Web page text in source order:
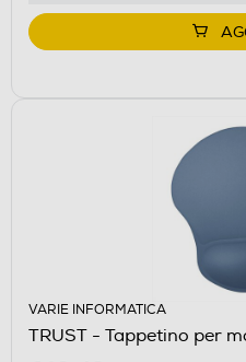
VARIE INFORMATICA
TRUST - Tappetino per